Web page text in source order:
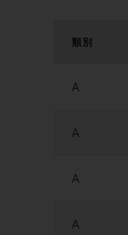
類別
A
A
A
A